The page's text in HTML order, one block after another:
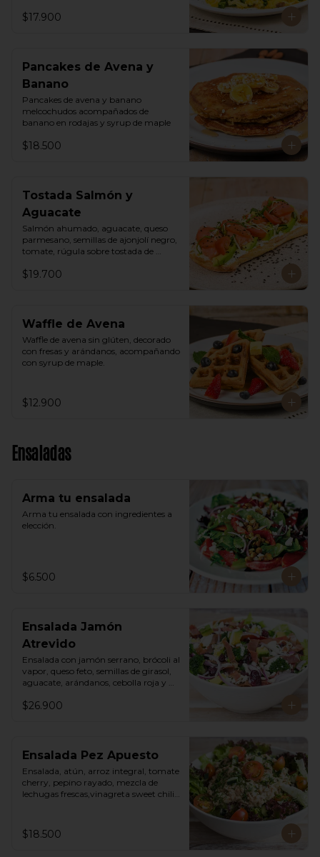
$17.900
Pancakes de Avena y
Banano
Pancakes de avena y banano
melcochudos acompañados de
banano en rodajas y syrup de maple
$18.500
Tostada Salmón y
Aguacate
Salmón ahumado, aguacate, queso
parmesano, semillas de ajonjolí negro,
tomate, rúgula sobre tostada de
$19.700
Waffle de Avena
Waffle de avena sin glúten, decorado
con fresas y arándanos, acompañando
con syrup de maple.
$12.900
Ensaladas
Arma tu ensalada
Arma tu ensalada con ingredientes a
elección.
$6.500
Ensalada Jamón
Atrevido
Ensalada con jamón serrano, brócoli al
vapor, queso feto, semillas de girasol,
aguacate, arándanos, cebolla roja y
$26.900
Ensalada Pez Apuesto
Ensalada, atún, arroz integral, tomate
cherry, pepino rayado, mezcla de
lechugas frescas,vinagreta sweet chili
$18.500